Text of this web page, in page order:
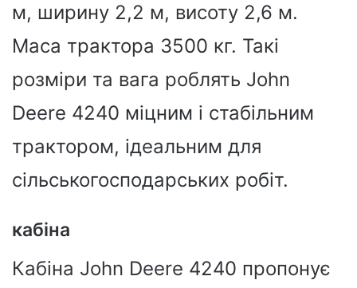
м, ширину 2,2 м, висоту 2,6 м.
Маса трактора 3500 кг. Такі
розміри та вага роблять John
Deere 4240 міцним і стабільним
трактором, ідеальним для
сільськогосподарських робіт.
кабіна
Кабіна John Deere 4240 пропонує